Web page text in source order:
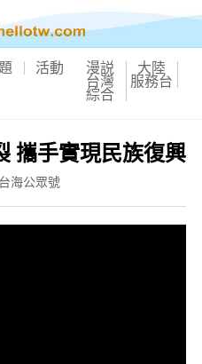
活動 漫説 大陸
台灣 服務台
綜合
攜手實現民族復興
海公眾號